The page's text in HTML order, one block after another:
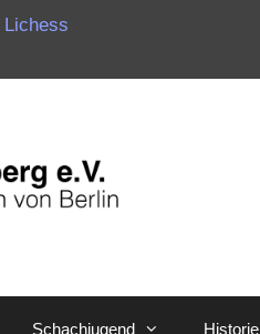
Lichess
Schachjugend Historie